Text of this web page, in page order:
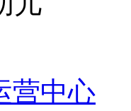
营中心